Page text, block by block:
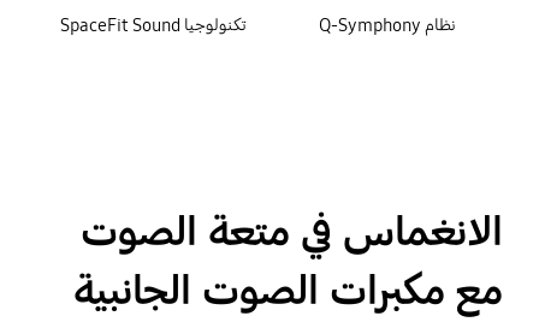
نظام Q-Symphony تكنولوجيا SpaceFit Sound
الانغماس في متعة الصوت
مع مكبرات الصوت الجانبية